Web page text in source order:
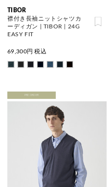
TIBOR
襟付き長袖ニットシャツカ
ーディガン | TIBOR | 24G
EASY FIT
69,300円 税込
PRE ORDER